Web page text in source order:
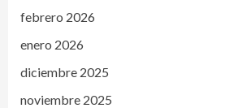
febrero 2026
enero 2026
diciembre 2025
noviembre 2025